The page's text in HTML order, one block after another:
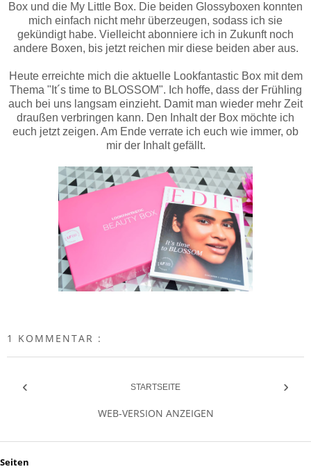
Box und die My Little Box. Die beiden Glossyboxen konnten
mich einfach nicht mehr überzeugen, sodass ich sie
gekündigt habe. Vielleicht abonniere ich in Zukunft noch
andere Boxen, bis jetzt reichen mir diese beiden aber aus.
Heute erreichte mich die aktuelle Lookfantastic Box mit dem
Thema "It´s time to BLOSSOM". Ich hoffe, dass der Frühling
auch bei uns langsam einzieht. Damit man wieder mehr Zeit
draußen verbringen kann. Den Inhalt der Box möchte ich
euch jetzt zeigen. Am Ende verrate ich euch wie immer, ob
mir der Inhalt gefällt.
1 KOMMENTAR :
‹ ›
STARTSEITE
WEB-VERSION ANZEIGEN
Seiten